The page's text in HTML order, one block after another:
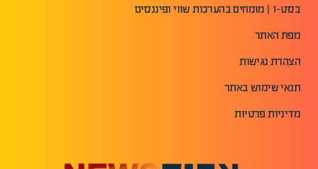
בסט-1 | מומחים בהערכות שווי ופיננסים
מפת האתר
הצהרת נגישות
תנאי שימוש באתר
מדיניות פרטיות